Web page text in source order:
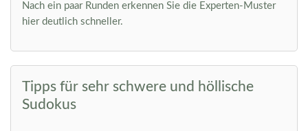
Nach ein paar Runden erkennen Sie die Experten-Muster
hier deutlich schneller.
Tipps für sehr schwere und höllische
Sudokus